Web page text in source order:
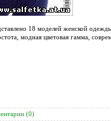
18 моделей женской
модная цветовая гамма,
(0)